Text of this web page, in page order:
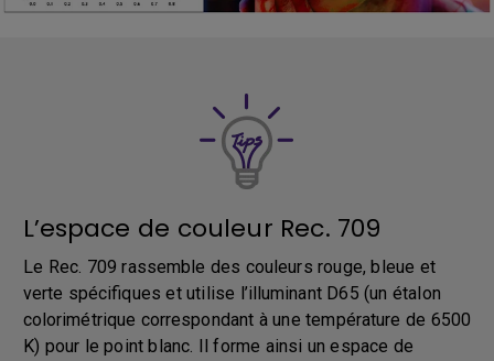
L’espace de couleur Rec. 709
Le Rec. 709 rassemble des couleurs rouge, bleue et
verte spécifiques et utilise l’illuminant D65 (un étalon
colorimétrique correspondant à une température de 6500
K) pour le point blanc. Il forme ainsi un espace de